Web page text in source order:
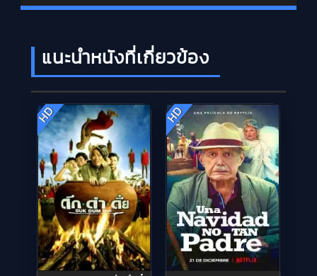
แนะนำหนังที่เกี่ยวข้อง
HD HD